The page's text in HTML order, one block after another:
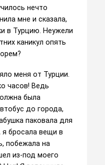
нечто
мне и сказала,
в Турцию. Неужели
каникул опять
меня от Турции.
часов! Ведь
была
до города,
паковала для
бросала вещи в
побежала на
из-под моего